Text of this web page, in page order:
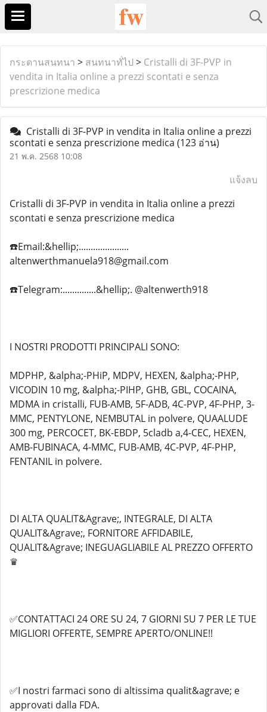
กระดานสนทนา > สนทนาทั่ไป > Cristalli di 3F-PVP in
vendita in Italia online a prezzi scontati e senza
prescrizione medica
Cristalli di 3F-PVP in vendita in Italia online a prezzi
scontati e senza prescrizione medica (123 อ่าน)
21 พ.ค. 2568 10:08
แจ้งลบ
Cristalli di 3F-PVP in vendita in Italia online a prezzi
scontati e senza prescrizione medica
☎️Email:&hellip;.....................
altenwerthmanuela918@gmail.com
☎️Telegram:..............&hellip;. @altenwerth918
I NOSTRI PRODOTTI PRINCIPALI SONO:
MDPHP, &alpha;-PHiP, MDPV, HEXEN, &alpha;-PHP,
VICODIN 10 mg, &alpha;-PIHP, GHB, GBL, COCAINA,
MDMA in cristalli, FUB-AMB, 5F-ADB, 4C-PVP, 4F-PHP, 3-
MMC, PENTYLONE, NEMBUTAL in polvere, QUAALUDE
300 mg, PERCOCET, BK-EBDP, 5cladb a,4-CEC, HEXEN,
AMB-FUBINACA, 4-MMC, FUB-AMB, 4C-PVP, 4F-PHP,
FENTANIL in polvere.
DI ALTA QUALIT&Agrave;, INTEGRALE, DI ALTA
QUALIT&Agrave;, FORNITORE AFFIDABILE,
QUALIT&Agrave; INEGUAGLIABILE AL PREZZO OFFERTO
♛
✅CONTATTACI 24 ORE SU 24, 7 GIORNI SU 7 PER LE TUE
MIGLIORI OFFERTE, SEMPRE APERTO/ONLINE!!
✅I nostri farmaci sono di altissima qualit&agrave; e
approvati dalla FDA.